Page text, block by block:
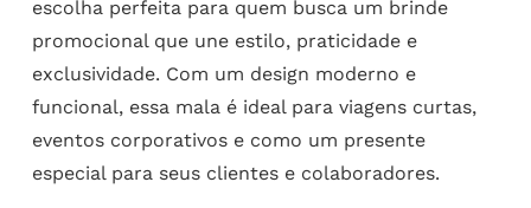
escolha perfeita para quem busca um brinde
promocional que une estilo, praticidade e
exclusividade. Com um design moderno e
funcional, essa mala é ideal para viagens curtas,
eventos corporativos e como um presente
especial para seus clientes e colaboradores.